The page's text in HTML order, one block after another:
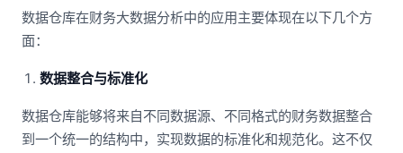
数据仓库在财务大数据分析中的应用主要体现在以下几个方
面：
数据整合与标准化
数据仓库能够将来自不同数据源、不同格式的财务数据整合
到一个统一的结构中，实现数据的标准化和规范化。这不仅